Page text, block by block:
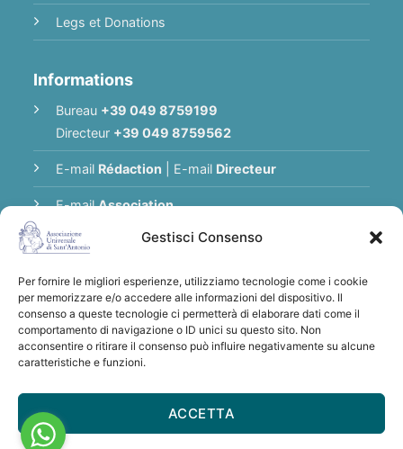
Gestisci Consenso
Per fornire le migliori esperienze, utilizziamo tecnologie come i cookie
per memorizzare e/o accedere alle informazioni del dispositivo. Il
consenso a queste tecnologie ci permetterà di elaborare dati come il
comportamento di navigazione o ID unici su questo sito. Non
acconsentire o ritirare il consenso può influire negativamente su alcune
caratteristiche e funzioni.
ACCETTA
Legs et Donations
Informations
Bureau +39 049 8759199
Directeur +39 049 8759562
E-mail Rédaction E-mail Directeur
E-mailAssociation
Politique de Confidentialité
Merci pour tout don à l’Association
Universelle de Saint Antoine
Virements à :
Associazione Universale di
IBAN: IT28 U030 6912 1181 0000 0012 641
- BIC/SWIFT: BCITITMM